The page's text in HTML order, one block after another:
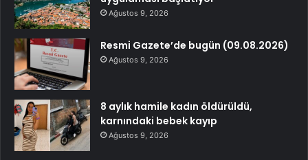
Ağustos 9, 2026
Resmi Gazete’de bugün (09.08.2026)
Ağustos 9, 2026
8 aylık hamile kadın öldürüldü,
karnındaki bebek kayıp
Ağustos 9, 2026